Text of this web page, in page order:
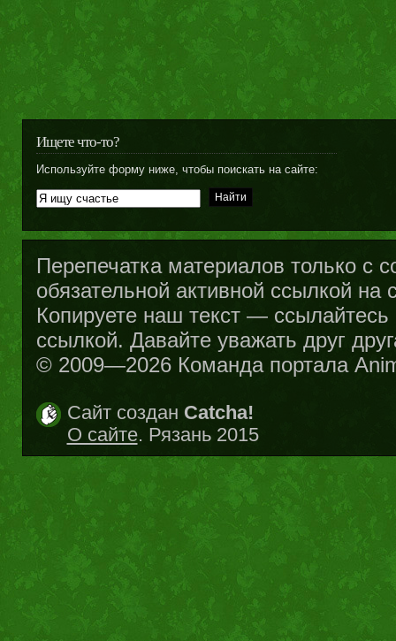
Ищете что-то?
Используйте форму ниже, чтобы поискать на сайте:
Перепечатка материалов только с
обязательной активной ссылкой на
Копируете наш текст —
ссылкой. Давайте уважать друг
© 2009—2026 Команда портала
Сайт создан Catcha!
О сайте. Рязань 2015